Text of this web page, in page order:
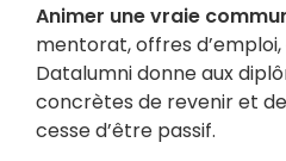
Animer une vraie
mentorat, offres
Datalumni donne aux
concrètes de revenir et de
cesse d’être passif.